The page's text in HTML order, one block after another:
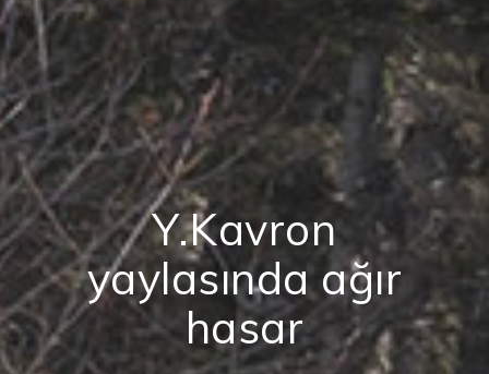
Y.Kavron
yaylasında ağır
hasar